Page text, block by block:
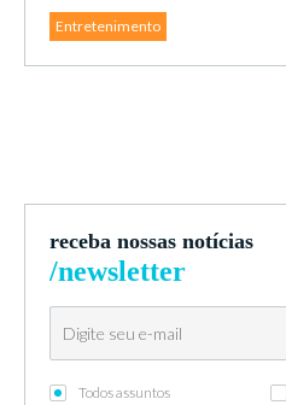
Entretenimento
receba nossas notícias
/newsletter
Todos assuntos